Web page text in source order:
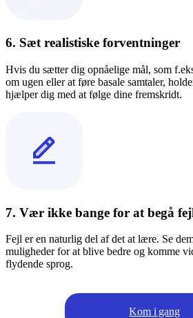
6. Sæt realistiske forventninger
Hvis du sætter dig opnåelige mål, som
om ugen eller at føre basale samtaler,
hjælper dig med at følge dine fremskridt.
7. Vær ikke bange for at begå
Fejl er en naturlig del af det at lære. Se
muligheder for at blive bedre og komme
flydende sprog.
Kom i gang